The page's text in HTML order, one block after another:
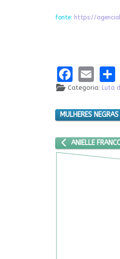
fonte: https://
Categoria: Luta
MULHERES NEGRAS
ARTIGO
ANIELLE